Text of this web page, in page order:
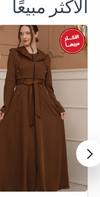
الأكثر مبيعًا